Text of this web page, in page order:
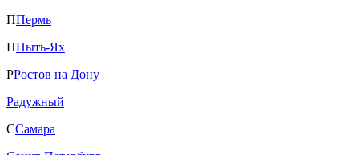
ППермь
ППыть-Ях
РРостов на Дону
Радужный
ССамара